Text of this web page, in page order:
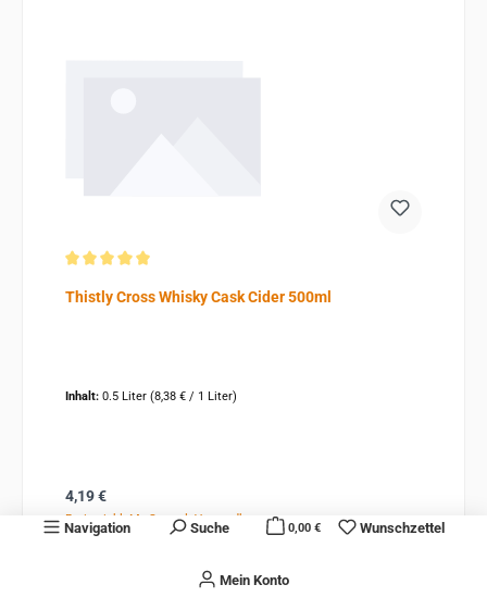
Navigation Suche Wunschzettel
Mein Konto
0,00 €
Thistly Cross Whisky Cask Cider 500ml
Inhalt: 0.5 Liter (8,38 € / 1 Liter)
Regulärer Preis:
4,19 €
Preise inkl. MwSt. zzgl. Versandkosten
In den Warenkorb